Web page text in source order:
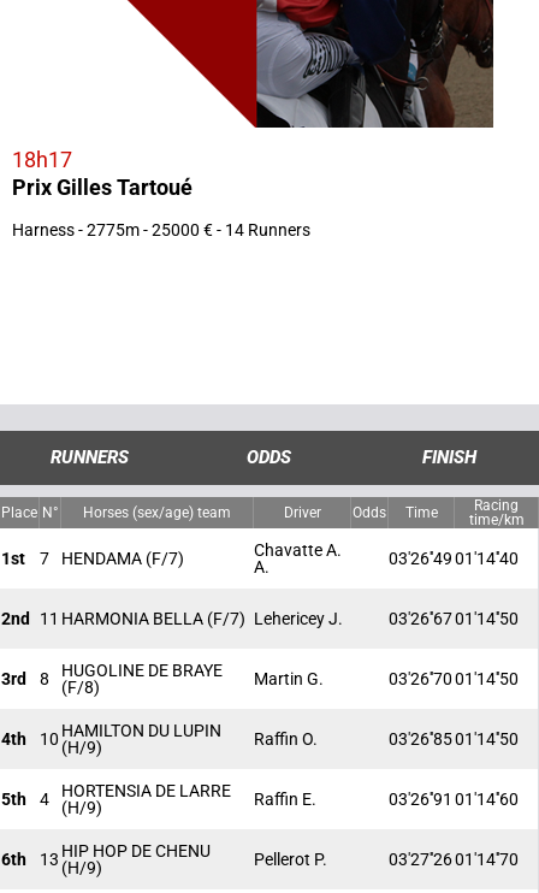
18h17
Prix Gilles Tartoué
Harness - 2775m - 25000 € - 14 Runners
RUNNERS ODDS FINISH
Place N° Horses (sex/age) team Driver Odds Time
Racing
time/km
1st 7 HENDAMA (F/7)
Chavatte A.
A.
03'26''4901'14''40
2nd 11 HARMONIA BELLA (F/7) Lehericey J. 03'26''6701'14''50
3rd 8
HUGOLINE DE BRAYE
(F/8)
Martin G. 03'26''7001'14''50
4th 10 HAMILTON DU LUPIN
(H/9)
Raffin O. 03'26''8501'14''50
5th 4
HORTENSIA DE LARRE
(H/9)
Raffin E. 03'26''91 01'14''60
6th 13 HIP HOP DE CHENU
(H/9)
Pellerot P. 03'27''2601'14''70